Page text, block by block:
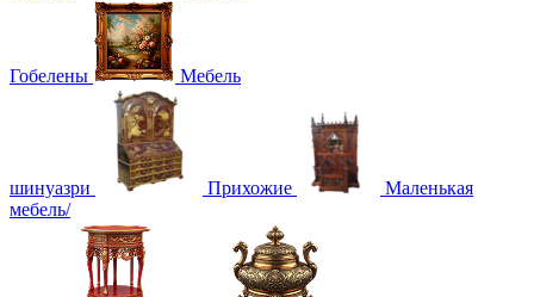
Гобелены Мебель
шинуазри Прихожие
Маленькая
мебель/